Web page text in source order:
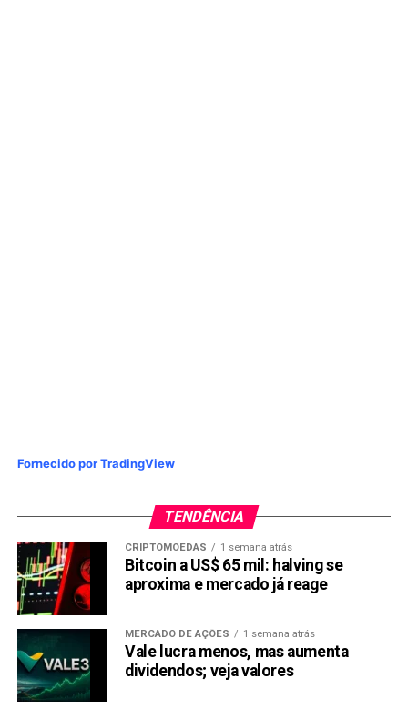
Fornecido por TradingView
TENDÊNCIA
CRIPTOMOEDAS 1 semana atrás
Bitcoin a US$ 65 mil: halving se
aproxima e mercado já reage
MERCADO DE AÇÕES 1 semana atrás
Vale lucra menos, mas aumenta
dividendos; veja valores